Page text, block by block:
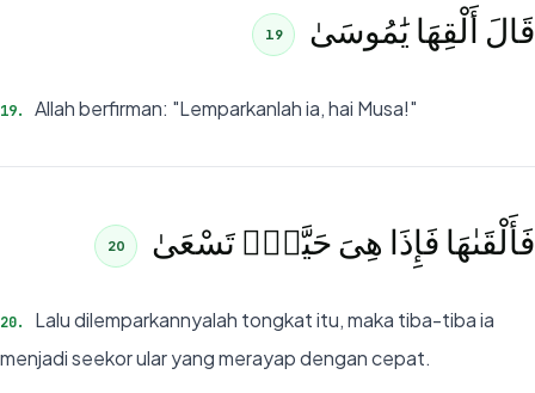
قَالَ أَلْقِهَا يَٰمُوسَىٰ 19
19. Allah berfirman: "Lemparkanlah ia, hai Musa!"
فَأَلْقَىٰهَا فَإِذَا هِىَ حَيَّةٌۭ تَسْعَىٰ 20
20.
Lalu dilemparkannyalah tongkat itu, maka tiba-tiba ia
menjadi seekor ular yang merayap dengan cepat.